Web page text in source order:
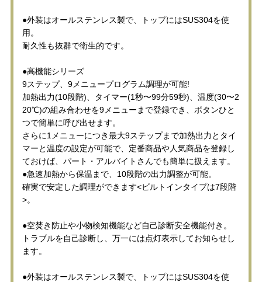
●外装はオールステンレス製で、トップにはSUS304を使
用。
耐久性も抜群で衛生的です。
●高機能シリーズ
9ステップ、9メニュープログラム調理が可能!
加熱出力(10段階)、タイマー(1秒〜99分59秒)、温度(30〜2
20℃)の組み合わせを9メニューまで登録でき、ボタンひと
つで簡単に呼び出せます。
さらに1メニューにつき最大9ステップまで加熱出力とタイ
マーと温度の設定が可能で、定番商品や人気商品を登録し
ておけば、パート・アルバイトさんでも簡単に扱えます。
●急速加熱から保温まで、10段階の出力調整が可能。
確実で安定した調理ができます<ビルトインタイプは7段階
>。
●空焚き防止や小物検知機能など自己診断安全機能付き。
トラブルを自己診断し、万一には点灯表示してお知らせし
ます。
●外装はオールステンレス製で、トップにはSUS304を使